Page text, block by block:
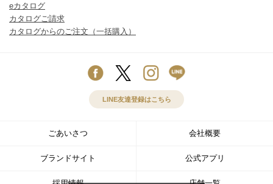
eカタログ
カタログご請求
カタログからのご注文（一括購入）
LINE友達登録はこちら
ごあいさつ 会社概要
ブランドサイト 公式アプリ